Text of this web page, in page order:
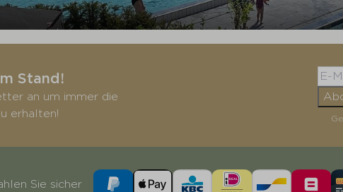
Stand!
an um immer die
erhalten!
Sie sicher